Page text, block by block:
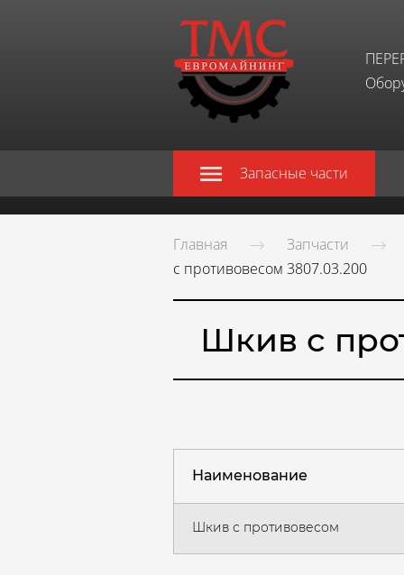
Запасные части
Главная
Запчасти
с противовесом 3807.03.200
Шкив с
Наименование
Шкив с противовесом